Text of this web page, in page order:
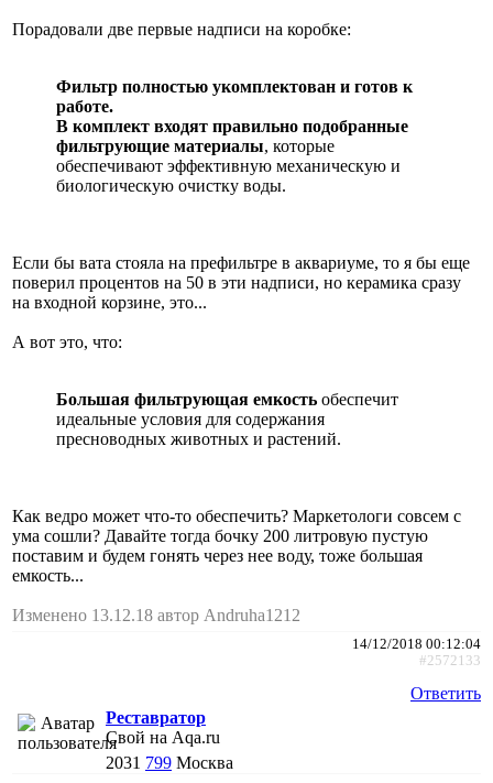
Порадовали две первые надписи на коробке:
Фильтр полностью укомплектован и готов к
работе.
В комплект входят правильно подобранные
фильтрующие материалы, которые
обеспечивают эффективную механическую и
биологическую очистку воды.
Если бы вата стояла на префильтре в аквариуме, то я бы еще
поверил процентов на 50 в эти надписи, но керамика сразу
на входной корзине, это...
А вот это, что:
Большая фильтрующая емкость обеспечит
идеальные условия для содержания
пресноводных животных и растений.
Как ведро может что-то обеспечить? Маркетологи совсем с
ума сошли? Давайте тогда бочку 200 литровую пустую
поставим и будем гонять через нее воду, тоже большая
емкость...
Изменено 13.12.18 автор Andruha1212
14/12/2018 00:12:04
#2572133
Ответить
Реставратор
Свой на Aqa.ru
2031 799 Москва